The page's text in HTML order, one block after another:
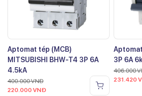
Aptomat tép (MCB)
MITSUBISHI BHW-T4 3P 6A
4.5kA
400.000VNĐ
220.000 VNĐ
3P 6A
406.000
231.420